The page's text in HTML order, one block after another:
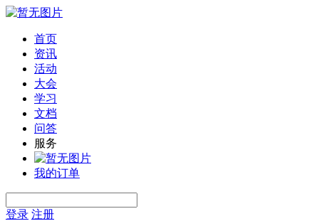
首页
资讯
活动
大会
学习
文档
问答
服务
我的订单
登录 注册